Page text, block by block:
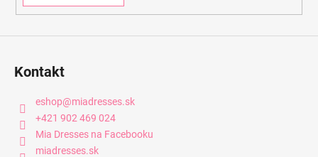
Kontakt
eshop@miadresses.sk
+421 902 469 024
Mia Dresses na Facebooku
miadresses.sk